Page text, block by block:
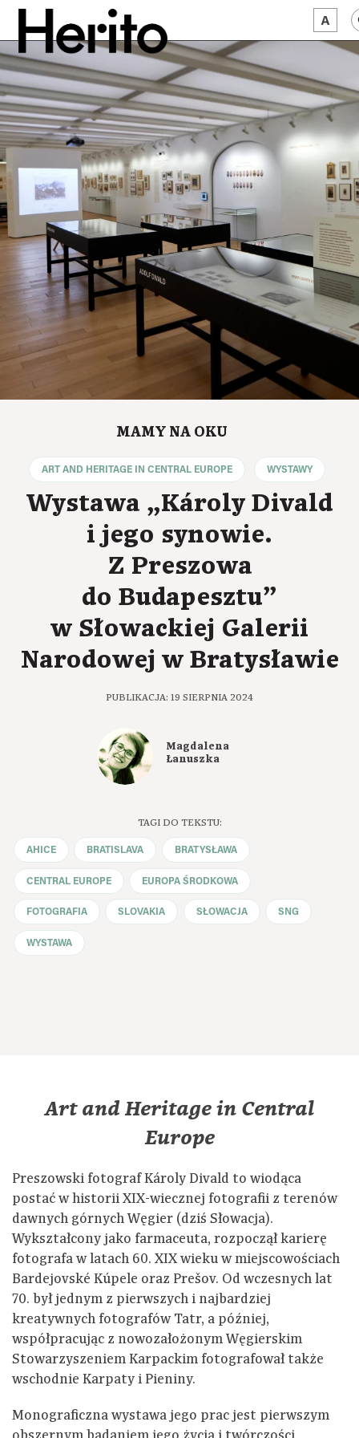
MAGAZYN
MAMY NA OKU
O NAS
JĘZYK: PL
MAMY NA OKU
ART AND HERITAGE IN CENTRAL EUROPE WYSTAWY
Wystawa „Károly Divald
i jego synowie.
Z Preszowa
do Budapesztu”
w Słowackiej Galerii
Narodowej w Bratysławie
PUBLIKACJA: 19 SIERPNIA 2024
Magdalena
Łanuszka
TAGI DO TEKSTU:
AHICE BRATISLAVA BRATYSŁAWA
CENTRAL EUROPE EUROPA ŚRODKOWA
FOTOGRAFIA SLOVAKIA SŁOWACJA SNG
WYSTAWA
Art and Heritage in Central
Europe
Preszowski fotograf Károly Divald to wiodąca
postać w historii XIX-wiecznej fotografii z terenów
dawnych górnych Węgier (dziś Słowacja).
Wykształcony jako farmaceuta, rozpoczął karierę
fotografa w latach 60. XIX wieku w miejscowościach
Bardejovské Kúpele oraz Prešov. Od wczesnych lat
70. był jednym z pierwszych i najbardziej
kreatywnych fotografów Tatr, a później,
współpracując z nowozałożonym Węgierskim
Stowarzyszeniem Karpackim fotografował także
wschodnie Karpaty i Pieniny.
Monograficzna wystawa jego prac jest pierwszym